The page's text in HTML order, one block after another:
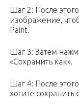
Шаг 2: После
изображение,
Paint.
Шаг 3: Затем
«Сохранить как».
Шаг 4: После
хотите сохранить